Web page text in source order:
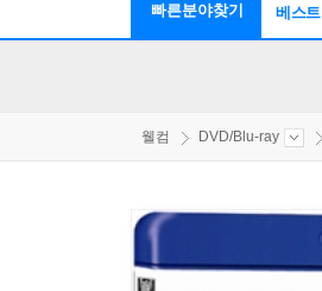
빠른분야찾기 베스트
웰컴 DVD/Blu-ray